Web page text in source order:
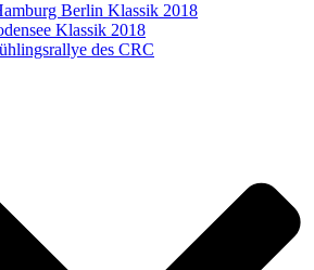
Berlin Klassik 2018
Klassik 2018
des CRC